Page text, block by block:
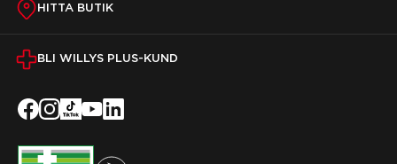
HITTA BUTIK
BLI WILLYS PLUS-KUND